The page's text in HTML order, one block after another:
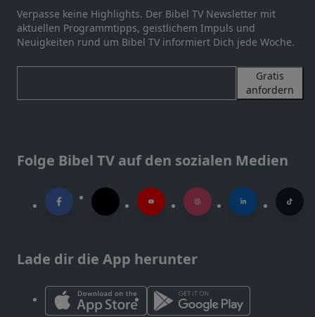
Verpasse keine Highlights. Der Bibel TV Newsletter mit
aktuellen Programmtipps, geistlichem Impuls und
Neuigkeiten rund um Bibel TV informiert Dich jede Woche.
Gratis
anfordern
Folge Bibel TV auf den sozialen Medien
Lade dir die App herunter